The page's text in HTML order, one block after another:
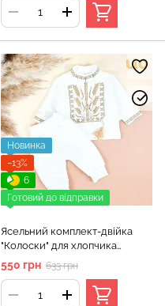
Новинка
−13%
6
Готовий до відправки
Ясельний комплект-двійка
"Колоски" для хлопчика
(кофта+штани) LiО, Білий, 74 см
550 грн 633 грн